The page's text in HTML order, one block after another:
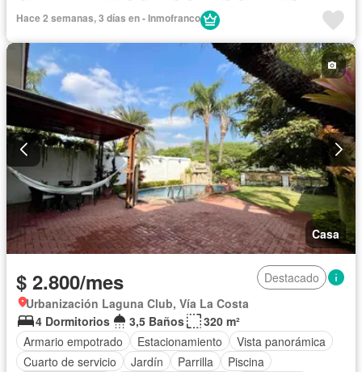
Piscina
Sin amoblar
Hace 2 semanas, 3 días en - Inmofranco
Casa
$ 2.800/mes
Destacado
Urbanización Laguna Club, Vía La Costa
4 Dormitorios
3,5 Baños
320 m²
Armario empotrado
Estacionamiento
Vista panorámica
Cuarto de servicio
Jardín Parrilla
Piscina